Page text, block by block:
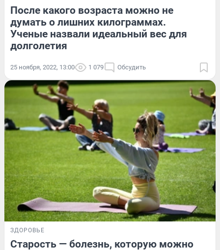
После какого возраста можно не
думать о лишних килограммах.
Ученые назвали идеальный вес для
долголетия
25 ноября, 2022, 13:00 1 079 Обсудить
ЗДОРОВЬЕ
Старость — болезнь, которую можно